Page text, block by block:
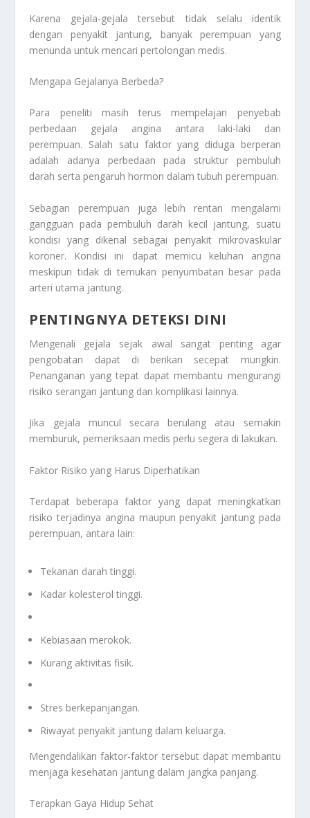
Karena gejala-gejala tersebut tidak selalu identik
dengan penyakit jantung, banyak perempuan yang
menunda untuk mencari pertolongan medis.
Mengapa Gejalanya Berbeda?
Para peneliti masih terus mempelajari penyebab
perbedaan gejala angina antara laki-laki dan
perempuan. Salah satu faktor yang diduga berperan
adalah adanya perbedaan pada struktur pembuluh
darah serta pengaruh hormon dalam tubuh perempuan.
Sebagian perempuan juga lebih rentan mengalami
gangguan pada pembuluh darah kecil jantung, suatu
kondisi yang dikenal sebagai penyakit mikrovaskular
koroner. Kondisi ini dapat memicu keluhan angina
meskipun tidak di temukan penyumbatan besar pada
arteri utama jantung.
PENTINGNYA DETEKSI DINI
Mengenali gejala sejak awal sangat penting agar
pengobatan dapat di berikan secepat mungkin.
Penanganan yang tepat dapat membantu mengurangi
risiko serangan jantung dan komplikasi lainnya.
Jika gejala muncul secara berulang atau semakin
memburuk, pemeriksaan medis perlu segera di lakukan.
Faktor Risiko yang Harus Diperhatikan
Terdapat beberapa faktor yang dapat meningkatkan
risiko terjadinya angina maupun penyakit jantung pada
perempuan, antara lain:
Tekanan darah tinggi.
Kadar kolesterol tinggi.
Kebiasaan merokok.
Kurang aktivitas fisik.
Stres berkepanjangan.
Riwayat penyakit jantung dalam keluarga.
Mengendalikan faktor-faktor tersebut dapat membantu
menjaga kesehatan jantung dalam jangka panjang.
Terapkan Gaya Hidup Sehat